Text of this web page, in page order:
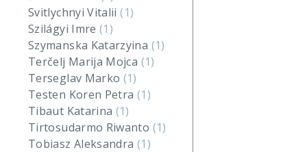
Svitlychnyi Vitalii(1)
Szilágyi Imre(1)
Szymanska Katarzyina (1)
Terčelj Marija Mojca (1)
Terseglav Marko (1)
Testen Koren Petra (1)
Tibaut Katarina (1)
Tirtosudarmo Riwanto (1)
Tobiasz Aleksandra (1)